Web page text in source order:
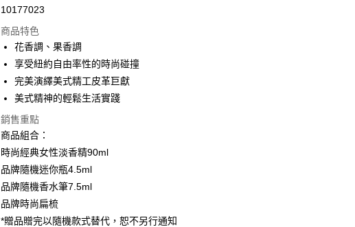
運送方式
付款後全家取貨
每筆NT$80，滿NT$1,000(含以上)免運費
付款後萊爾富取貨
每筆NT$100，滿NT$1,000(含以上)免運費
付款後7-11取貨
每筆NT$80，滿NT$1,000(含以上)免運費
宅配(全站)
10177023
商品特色
花香調、果香調
享受紐約自由率性的時尚碰撞
完美演繹美式精工皮革巨獻
美式精神的輕鬆生活實踐
銷售重點
商品組合：
時尚經典女性淡香精90ml
品牌隨機迷你瓶4.5ml
品牌隨機香水筆7.5ml
品牌時尚扁梳
*贈品贈完以隨機款式替代，恕不另行通知